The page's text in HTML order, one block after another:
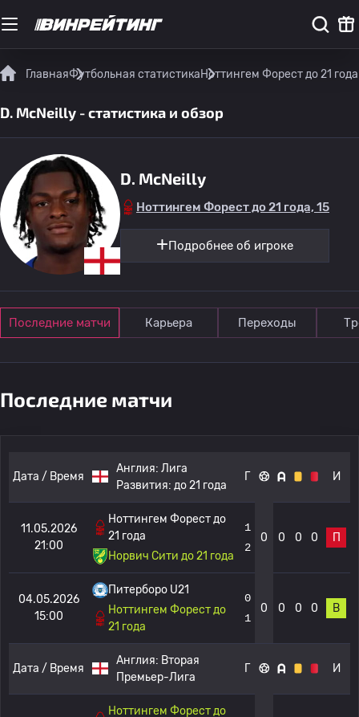
ГлавнаяФутбольная статистикаНоттингем Форест до 21 года
D. McNeilly - статистика и обзор
D. McNeilly
Ноттингем Форест до 21 года, 15
Подробнее об игроке
Последние матчи Карьера Переходы
Последние матчи
Дата / Время
Англия: Лига
Развития: до 21 года
Г И
11.05.2026
21:00
Ноттингем Форест до
21 года
Норвич Сити до 21 года
1
2
0 0 0 0 П
04.05.2026
15:00
Питерборо U21
Ноттингем Форест до
21 года
0
1
0 0 0 0 В
Дата / Время
Англия: Вторая
Премьер-Лига
Г И
Ноттингем Форест до